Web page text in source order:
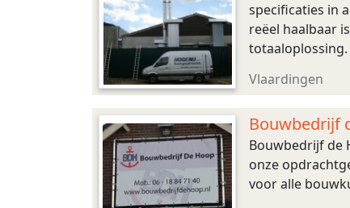
specificaties in
reëel haalbaar
Vlaardingen
Bouwbedrijf
Bouwbedrijf de
onze
voor alle